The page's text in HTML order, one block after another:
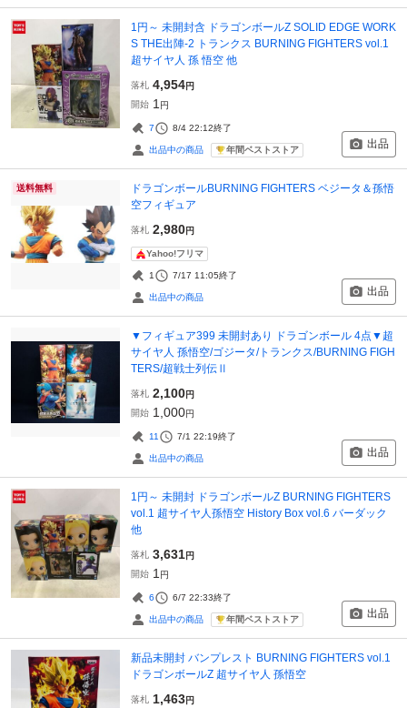
1円～ 未開封含 ドラゴンボールZ SOLID EDGE WORK
S THE出陣-2 トランクス BURNING FIGHTERS vol.1
超サイヤ人 孫 悟空 他
落札 4,954円
開始 1 円
7 8/4 22:12終了
出品中の商品 年間ベストストア 出品
送料無料
ドラゴンボールBURNING FIGHTERS ベジータ＆孫悟
空フィギュア
落札 2,980円
Yahoo!フリマ
1 7/17 11:05終了
出品中の商品 出品
▼フィギュア399 未開封あり ドラゴンボール 4点▼超
サイヤ人 孫悟空/ゴジータ/トランクス/BURNING FIGH
TERS/超戦士列伝Ⅱ
落札 2,100円
開始 1,000円
11 7/1 22:19終了
出品中の商品 出品
1円～ 未開封 ドラゴンボールZ BURNING FIGHTERS
vol.1 超サイヤ人孫悟空 History Box vol.6 バーダック
他
落札 3,631円
開始 1 円
6 6/7 22:33終了
出品中の商品 年間ベストストア 出品
新品未開封 バンプレスト BURNING FIGHTERS vol.1
ドラゴンボールZ 超サイヤ人 孫悟空
落札 1,463円